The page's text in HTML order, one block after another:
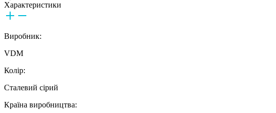
Характеристики
Виробник:
VDM
Колір:
Сталевий сірий
Країна виробництва: